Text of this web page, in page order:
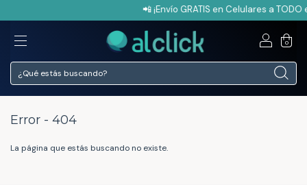
📲 ¡Envío GRATIS en Celulares a TODO
0
Error - 404
La página que estás buscando no existe.